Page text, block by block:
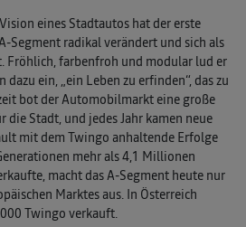
eines Stadtautos hat der erste
Segment radikal verändert und sich als
Fröhlich, farbenfroh und modular lud er
ein, „ein Leben zu erfinden“, das zu
bot der Automobilmarkt eine große
Stadt, und jedes Jahr kamen neue
mit dem Twingo anhaltende Erfolge
mehr als 4,1 Millionen
macht das A-Segment heute nur
Marktes aus. In Österreich
Twingo verkauft.